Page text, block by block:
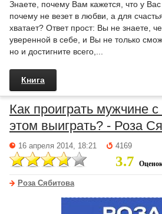
Знаете, почему Вам кажется, что у Вас
почему не везет в любви, а для
хватает? Ответ прост: Вы не знаете,
уверенной в себе, и Вы не только
но и достигните всего,...
Книга
Как проиграть мужчине
этом выиграть? - Роза
16 апреля 2014, 18:21 4169
3.7
Роза Сябитова